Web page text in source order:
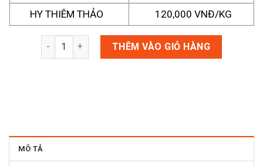
HY THIÊM THẢO
120,000 VNĐ/KG
Hy thiêm số lượngTHÊM VÀO GIỎ HÀNG
MÔ TẢ